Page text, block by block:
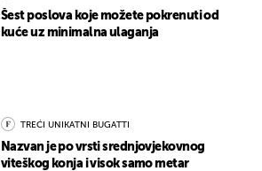
Šest poslova koje možete pokrenuti od
kuće uz minimalna ulaganja
TREĆI UNIKATNI BUGATTI
Nazvan je po vrsti srednjovjekovnog
viteškog konja i visok samo metar